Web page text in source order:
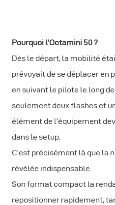
Pourquoi l’Octamini 50 ?
Dès le départ, la mobilité
prévoyait de se déplacer en
en suivant le pilote le long
seulement deux flashes et
élément de l’équipement
dans le setup.
C’est précisément là que la
révélée indispensable.
Son format compact la
repositionner rapidement,